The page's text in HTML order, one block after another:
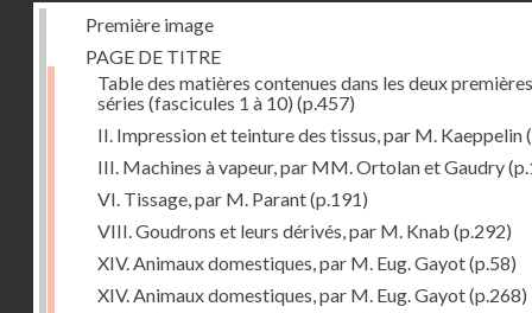
Première image
PAGE DE TITRE
Table des matières contenues dans les deux premières
séries (fascicules 1 à 10) (p.457)
II. Impression et teinture des tissus, par M. Kaeppelin
III. Machines à vapeur, par MM. Ortolan et Gaudry
VI. Tissage, par M. Parant(p.191)
VIII. Goudrons et leurs dérivés, par M. Knab (p.292)
XIV. Animaux domestiques, par M. Eug. Gayot(p.58)
XIV. Animaux domestiques, par M. Eug. Gayot(p.268)